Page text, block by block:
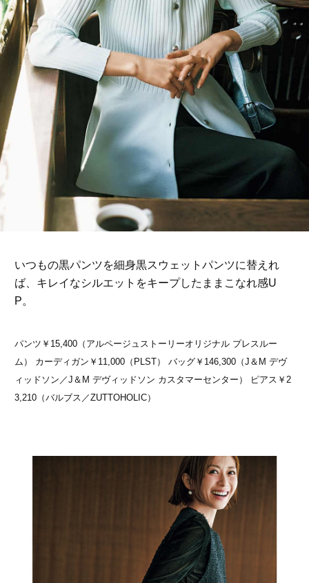
いつもの黒パンツを細身黒スウェットパンツに替えれ
ば、キレイなシルエットをキープしたままこなれ感U
P。
パンツ￥15,400（アルページュストーリーオリジナル プレスルー
ム） カーディガン￥11,000（PLST） バッグ￥146,300（J＆M デヴ
ィッドソン／J＆M デヴィッドソン カスタマーセンター） ピアス￥2
3,210（バルブス／ZUTTOHOLIC）